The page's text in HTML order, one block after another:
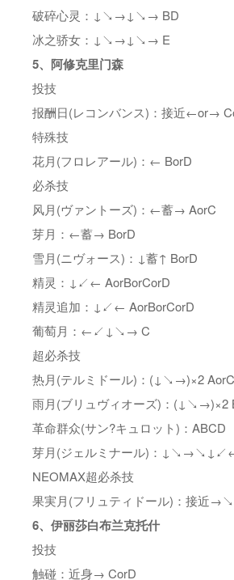
破碎心灵：↓↘→↓↘→ BD
冰之骄女：↓↘→↓↘→ E
5、阿修克里门森
投技
报酬日(レコンバンス)：接近←or→
特殊技
花月(フロレアール)：← BorD
必杀技
风月(ヴァントーズ)：←蓄→ AorC
芽月：←蓄→ BorD
雪月(ニヴォース)：↓蓄↑ BorD
精灵：↓↙← AorBorCorD
精灵追加：↓↙← AorBorCorD
葡萄月：←↙↓↘→ C
超必杀技
热月(テルミドール)：(↓↘→)×2 AorC
雨月(ブリュヴィオーズ)：(↓↘→)×2
革命群众(サン?キュロット)：ABCD
芽月(ジェルミナール)：
NEOMAX超必杀技
果実月(フリュティドール)：接近
6、伊丽莎白布兰克托什
投技
触碰：近身→ CorD